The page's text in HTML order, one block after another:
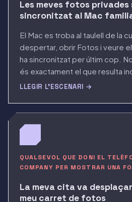
Les meves fotos privades
sincronitzat al Mac
El Mac es troba al taulell de la
despertar, obrir Fotos i veure
ha sincronitzat per últim cop.
és exactament el que resulta
han arribat soles, i no saps
LLEGIR L'ESCENARI →
QUALSEVOL QUE DONI EL
COMPANY PER MOSTRAR UNA
La meva cita va
meu carret de fotos